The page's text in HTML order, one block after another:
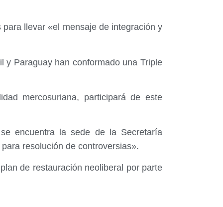
llevar «el mensaje de integración y
y Paraguay han conformado una Triple
mercosuriana, participará de este
encuentra la sede de la Secretaría
resolución de controversias».
de restauración neoliberal por parte